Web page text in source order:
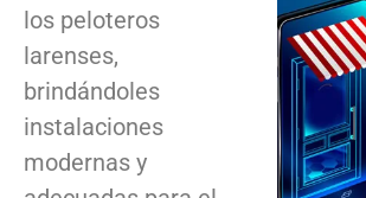
los peloteros
larenses,
brindándoles
instalaciones
modernas y